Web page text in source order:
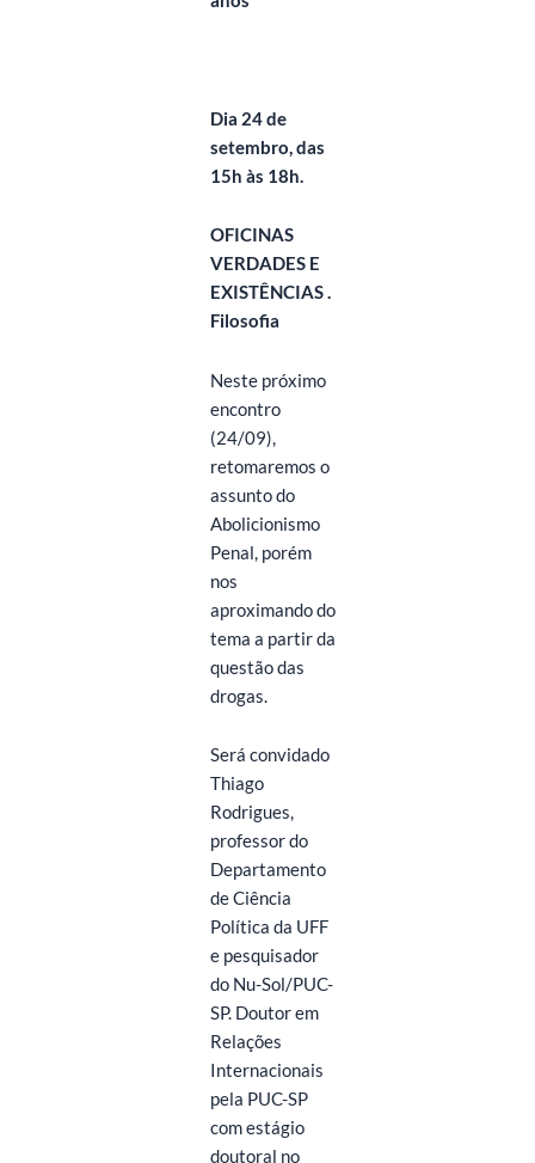
Dia 24 de
setembro, das
15h às 18h.
OFICINAS
VERDADES E
EXISTÊNCIAS.
Filosofia
Neste próximo
encontro
(24/09),
retomaremos o
assunto do
Abolicionismo
Penal, porém
nos
aproximando do
tema a partir da
questão das
drogas.
Será convidado
Thiago
Rodrigues,
professor do
Departamento
de Ciência
Política da UFF
e pesquisador
do Nu-Sol/PUC-
SP. Doutor em
Relações
Internacionais
pela PUC-SP
com estágio
doutoral no